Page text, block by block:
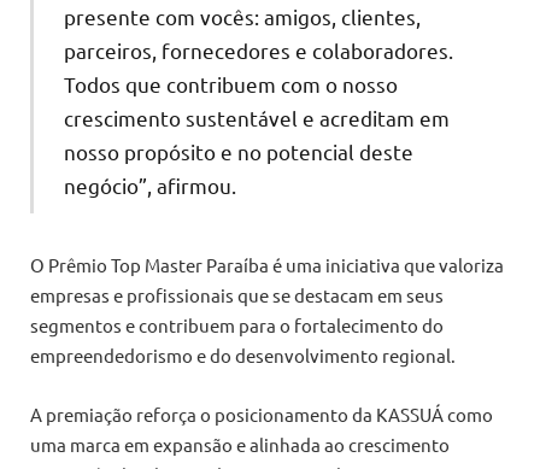
presente com vocês: amigos, clientes,
parceiros, fornecedores e colaboradores.
Todos que contribuem com o nosso
crescimento sustentável e acreditam em
nosso propósito e no potencial deste
negócio”, afirmou.
O Prêmio Top Master Paraíba é uma iniciativa que valoriza
empresas e profissionais que se destacam em seus
segmentos e contribuem para o fortalecimento do
empreendedorismo e do desenvolvimento regional.
A premiação reforça o posicionamento da KASSUÁ como
uma marca em expansão e alinhada ao crescimento